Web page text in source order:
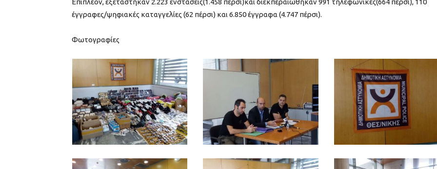
έγγραφες/ψηφιακές καταγγελίες (62 πέρσι) και 6.850 έγγραφα (4.747 πέρσι).
Φωτογραφίες